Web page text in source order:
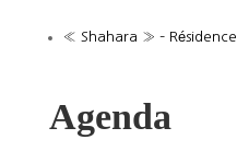
« Shahara » – Résidence
Agenda